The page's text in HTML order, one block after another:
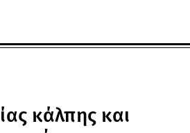
κάλπης και